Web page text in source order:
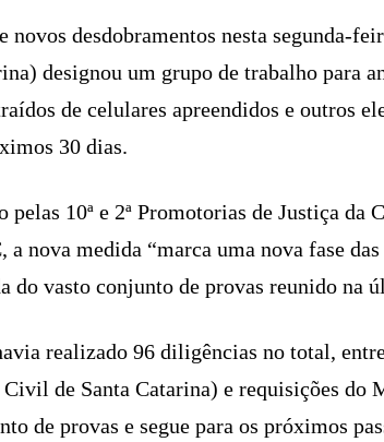
novos desdobramentos nesta segunda-
designou um grupo de trabalho para
de celulares apreendidos e outros
30 dias.
10ª e 2ª Promotorias de Justiça da
nova medida “marca uma nova fase
do vasto conjunto de provas reunido na
realizado 96 diligências no total,
de Santa Catarina) e requisições do
de provas e segue para os próximos